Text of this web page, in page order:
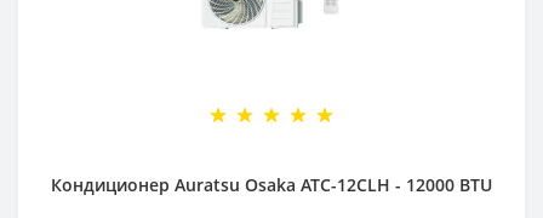
Кондиционер Auratsu Osaka ATC-12CLH - 12000 BTU